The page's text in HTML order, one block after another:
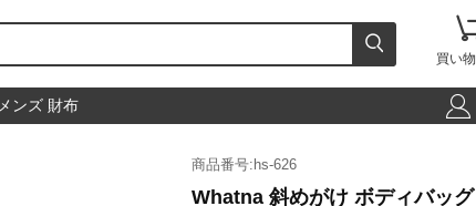

買い
メンズ 財布 
商品番号:hs-626
Whatna 斜めがけ ボディバッ